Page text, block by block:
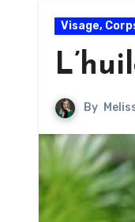
Visage,
By